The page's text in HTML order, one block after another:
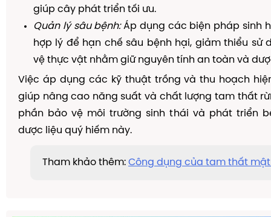
giúp cây phát triển tối ưu.
Quản lý sâu bệnh:Áp dụng các biện pháp sinh
hợp lý để hạn chế sâu bệnh hại, giảm thiểu sử
vệ thực vật nhằm giữ nguyên tính an toàn và
Việc áp dụng các kỹ thuật trồng và thu hoạch
giúp nâng cao năng suất và chất lượng tam thất
phần bảo vệ môi trường sinh thái và phát triển
dược liệu quý hiếm này.
Tham khảo thêm: Công dụng của tam thất